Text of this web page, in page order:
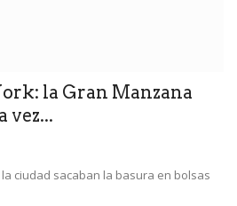
la Gran Manzana
vez...
ciudad sacaban la basura en bolsas